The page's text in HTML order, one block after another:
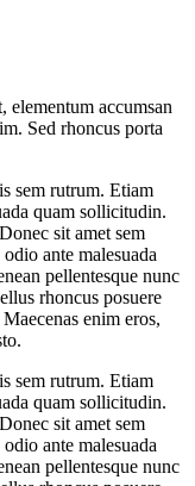
accumsan
Sed rhoncus porta
sem rutrum. Etiam
quam sollicitudin.
sit amet sem
ante malesuada
pellentesque nunc
rhoncus posuere
enim eros,
sem rutrum. Etiam
quam sollicitudin.
sit amet sem
ante malesuada
pellentesque nunc